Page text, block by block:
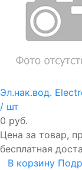
Эл.нак.вод.
/ шт
0 руб.
Цена за товар,
бесплатная
В корзину